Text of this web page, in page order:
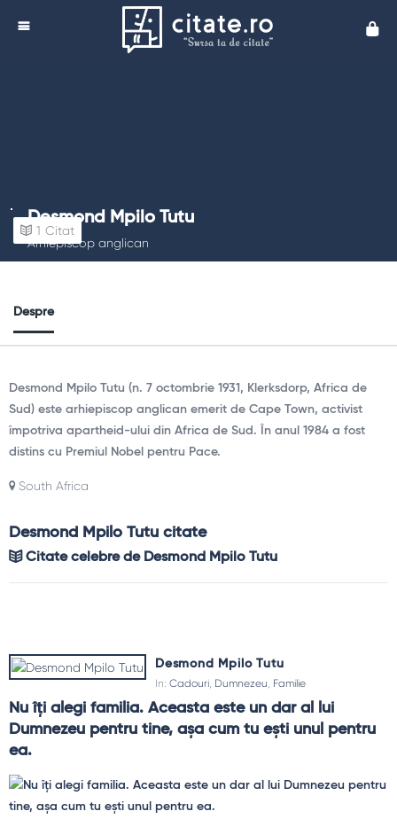
Desmond Mpilo Tutu
Arhiepiscop anglican
1 Citat
Despre
Desmond Mpilo Tutu (n. 7 octombrie 1931, Klerksdorp, Africa de
Sud) este arhiepiscop anglican emerit de Cape Town, activist
împotriva apartheid-ului din Africa de Sud. În anul 1984 a fost
distins cu Premiul Nobel pentru Pace.
South Africa
Desmond Mpilo Tutu citate
Citate celebre de Desmond Mpilo Tutu
Desmond Mpilo Tutu
In: Cadouri, Dumnezeu, Familie
Nu îţi alegi familia. Aceasta este un dar al lui
Dumnezeu pentru tine, aşa cum tu eşti unul pentru
ea.